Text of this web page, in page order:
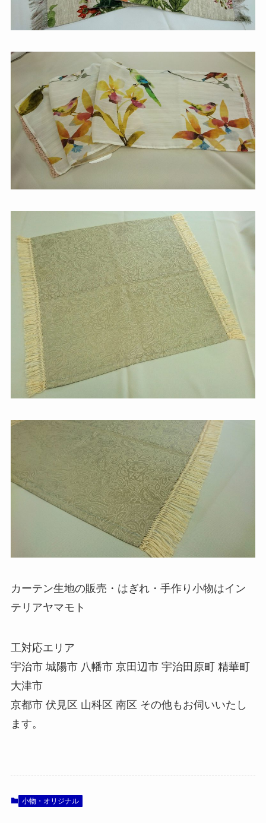
カーテン生地の販売・はぎれ・手作り小物はイン
テリアヤマモト
工対応エリア
宇治市 城陽市 八幡市 京田辺市 宇治田原町 精華町
大津市
京都市 伏見区 山科区 南区 その他もお伺いいたし
ます。
小物・オリジナル